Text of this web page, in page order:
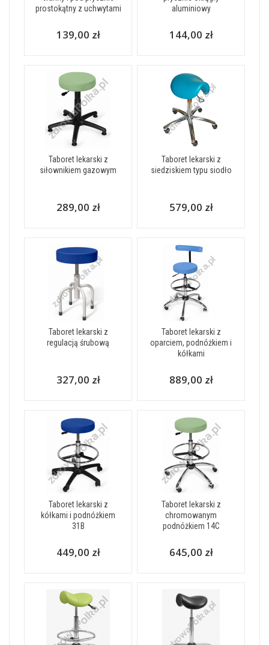
prostokątny z uchwytami
139,00 zł
aluminiowy
144,00 zł
Taboret lekarski z
siłownikiem gazowym
289,00 zł
Taboret lekarski z
siedziskiem typu siodło
579,00 zł
Taboret lekarski z
regulacją śrubową
327,00 zł
Taboret lekarski z
oparciem, podnóżkiem i
kółkami
889,00 zł
Taboret lekarski z
kółkami i podnóżkiem
31B
449,00 zł
Taboret lekarski z
chromowanym
podnóżkiem 14C
645,00 zł